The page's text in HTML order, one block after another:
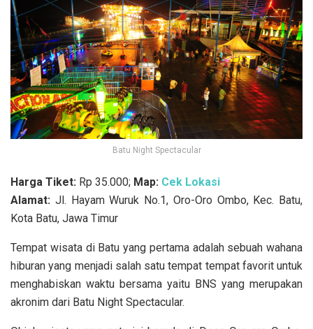
Batu Night Spectacular
Harga Tiket: Rp 35.000; Map: Cek Lokasi
Alamat: Jl. Hayam Wuruk No.1, Oro-Oro Ombo, Kec. Batu,
Kota Batu, Jawa Timur
Tempat wisata di Batu yang pertama adalah sebuah wahana
hiburan yang menjadi salah satu tempat tempat favorit untuk
menghabiskan waktu bersama yaitu BNS yang merupakan
akronim dari Batu Night Spectacular.